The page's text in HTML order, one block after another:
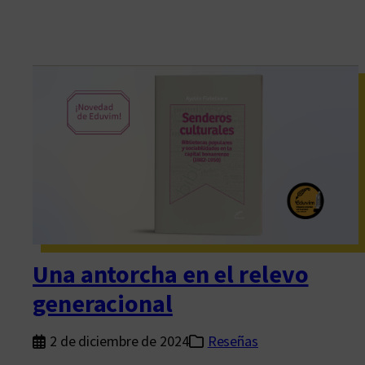
Una antorcha en el relevo
generacional
2 de diciembre de 2024 Reseñas